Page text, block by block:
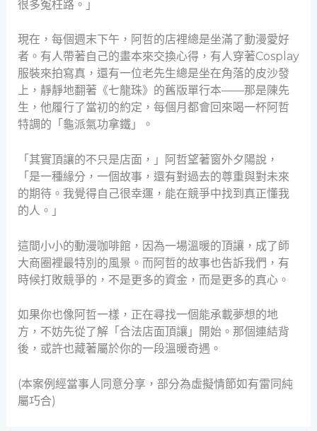
很多冤枉路。」
現在，每個週末下午，阿哲的店裡總是坐滿了動漫愛好
者。有人帶著自己的畫本來交換心得，有人穿著Cosplay
服裝來拍寫真，還有一位老先生總是坐在角落的皮沙發
上，靜靜地翻著《七龍珠》的舊版單行本——那是陳先
生，他履行了當初的約定，每個月都會回來喝一杯阿哲
特調的「龜派氣功拿鐵」。
「其實頂讓的不只是店面，」阿哲望著窗外夕陽說，
「是一種緣分，一個故事，還有對過去的尊重與對未來
的期待。我覺得自己很幸運，能在競爭中找到真正懂我
的人。」
這間小小的動漫咖啡館，因為一場溫暖的頂讓，成了師
大商圈裡最特別的風景。而阿哲的故事也告訴我們，有
時候打敗競爭的，不是更多的資金，而是更多的真心。
如果你也像阿哲一樣，正在尋找一個能承載夢想的地
方，不妨先從了解「合法店面頂讓」開始。那個連結背
後，或許也藏著屬於你的一段溫暖奇遇。
(本案例經當事人同意分享，部分為虛擬情節如有雷同純
屬巧合)